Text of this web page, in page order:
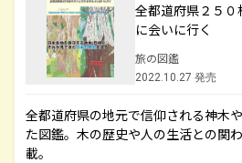
全都道府県２５
に会いに行く
旅の図鑑
2022.10.27 発売
全都道府県の地元で信仰される神木
た図鑑。木の歴史や人の生活との関
載。